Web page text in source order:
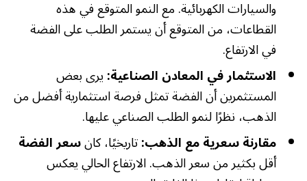
والسيارات الكهربائية. مع النمو المتوقع في هذه
القطاعات، من المتوقع أن يستمر الطلب على الفضة
في الارتفاع.
الاستثمار في المعادن الصناعية:يرى بعض
المستثمرين أن الفضة تمثل فرصة استثمارية أفضل من
الذهب، نظرًا لنمو الطلب الصناعي عليها.
مقارنة سعرية مع الذهب:تاريخيًا، كانسعر الفضة
أقل بكثير من سعر الذهب. الارتفاع الحالي يعكس